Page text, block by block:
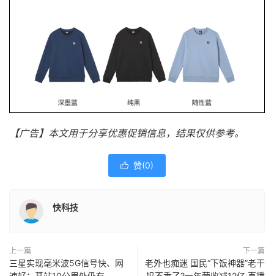
【广告】本文用于分享优惠促销信息，结果仅供参考。
 赞(0)
快科技
上一篇
三星实现毫米波5G信号快、网
下一篇
老外也痴迷 国民“下饭神器”老干